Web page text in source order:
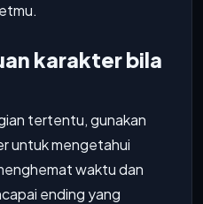
karakter bila
tertentu, gunakan
untuk mengetahui
waktu dan
ending yang